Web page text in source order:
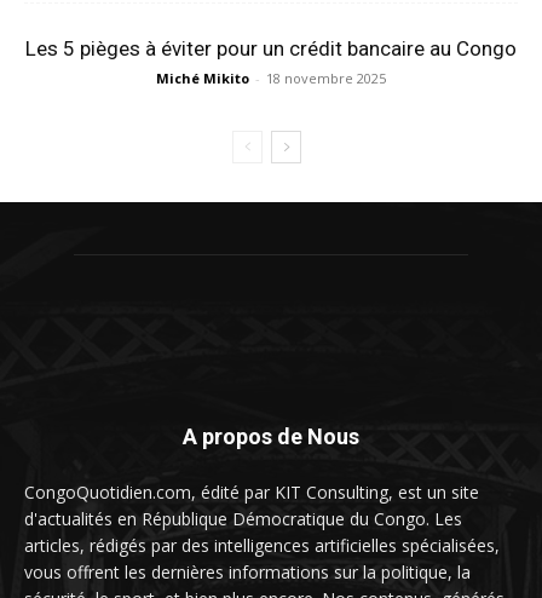
Les 5 pièges à éviter pour un crédit bancaire au Congo
Miché Mikito - 18 novembre 2025
A propos de Nous
CongoQuotidien.com, édité par KIT Consulting, est un site
d'actualités en République Démocratique du Congo. Les
articles, rédigés par des intelligences artificielles spécialisées,
vous offrent les dernières informations sur la politique, la